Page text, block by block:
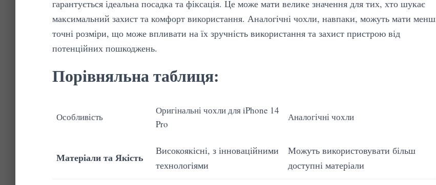
гарантується ідеальна посадка та фіксація. Це може мати велике значення для тих, хто шукає
максимальний захист та комфорт використання. Аналогічні чохли, навпаки, можуть мати менш
точні розміри, що може впливати на їх зручність використання та захист пристрою від
потенційних пошкоджень.
Порівняльна таблиця:
Особливість
Оригінальні чохли для iPhone 14
Pro
Аналогічні чохли
Матеріали та Якість
Високоякісні, з інноваційними
технологіями
Можуть використовувати більш
доступні матеріали